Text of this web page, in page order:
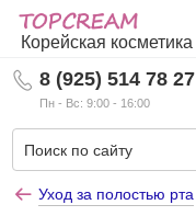
Корейская косметика
8 (925) 514 78 27
Пн - Вс: 9:00 - 16:00
Уход за полостью рта